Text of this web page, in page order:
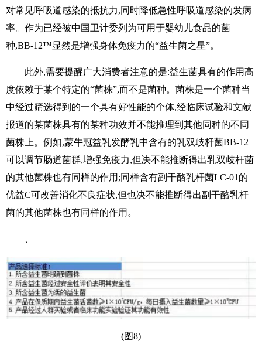
对常见呼吸道感染的抵抗力,同时降低急性呼吸道感染的发病
率。作为已经被中国卫计委列为可用于婴幼儿食品的菌
种,BB-12™显然是增强身体免疫力的“益生菌之星”。
此外,需要提醒广大消费者注意的是:益生菌具有的作用高
度依赖于某个特定的“菌株”,而不是菌种。菌株是一个菌种当
中经过筛选得到的一个具有好性能的个体,经临床试验和文献
报道的某菌株具有的某种功效并不能推理到其他同种的不同
菌株上。例如,蒙牛冠益乳发酵乳中含有的乳双歧杆菌BB-12
可以调节肠道菌群,增强免疫力,但决不能推断得出乳双歧杆菌
的其他菌株也有同样的作用;同样含有副干酪乳杆菌LC-01的
优益C可改善消化不良症状,但也决不能推断得出副干酪乳杆
菌的其他菌株也有同样的作用。
、
(图8)